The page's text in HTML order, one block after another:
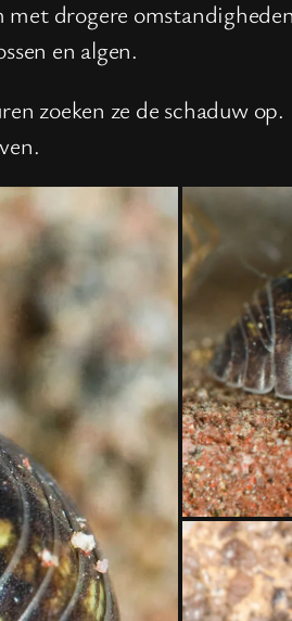
drogere
en algen.
zoeken ze de schaduw